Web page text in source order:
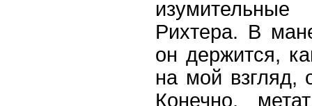
Рихтера. В
он держится,
на мой взгляд,
Конечно,